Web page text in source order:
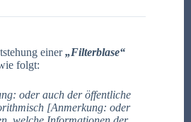
einer„Filterblase“
folgt:
oder auch der öffentliche
[Anmerkung: oder